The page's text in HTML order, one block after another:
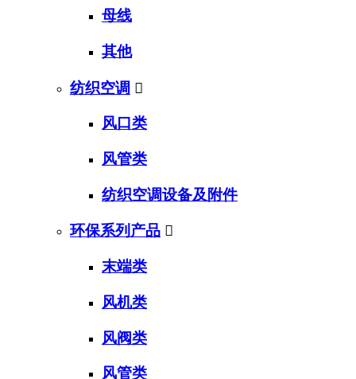
母线
其他
纺织空调 
风口类
风管类
纺织空调设备及附件
环保系列产品 
末端类
风机类
风阀类
风管类